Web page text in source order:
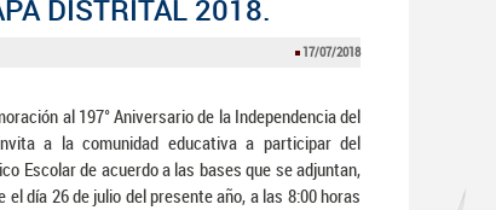
DISTRITAL 2018.
17/07/2018
al 197° Aniversario de la Independencia del
a la comunidad educativa a participar del
Escolar de acuerdo a las bases que se adjuntan,
el día 26 de julio del presente año, a las 8:00 horas